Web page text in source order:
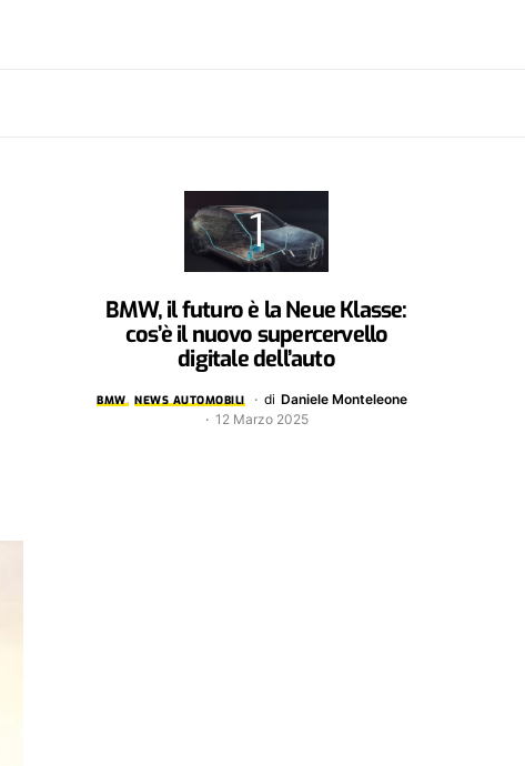
BMW, il futuro è la Neue Klasse:
cos’è il nuovo supercervello
digitale dell’auto
BMW NEWS AUTOMOBILI di Daniele Monteleone
12 Marzo 2025